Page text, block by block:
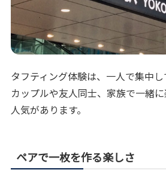
タフティング体験は、一人で集中し
カップルや友人同士、家族で一緒
人気があります。
ペアで一枚を作る楽しさ